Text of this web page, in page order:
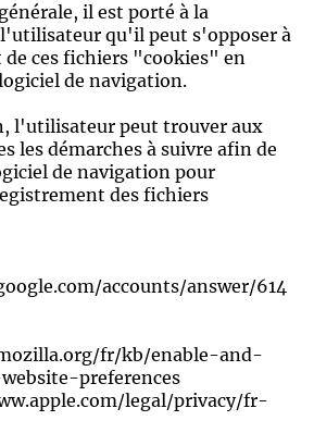
il est porté à la
l'utilisateur qu'il peut s'opposer à
ces fichiers "cookies" en
de navigation.
l'utilisateur peut trouver aux
les démarches à suivre afin de
de navigation pour
des fichiers
accounts/answer/614
fr/kb/enable-and-
preferences
legal/privacy/fr-